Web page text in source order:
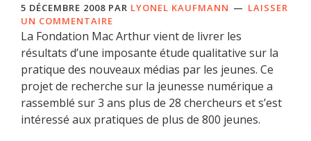
5 DÉCEMBRE 2008 PAR LYONEL KAUFMANN
LAISSER
UN COMMENTAIRE
La Fondation Mac Arthur vient de livrer les
résultats d’une imposante étude qualitative sur la
pratique des nouveaux médias par les jeunes. Ce
projet de recherche sur la jeunesse numérique a
rassemblé sur 3 ans plus de 28 chercheurs et s’est
intéressé aux pratiques de plus de 800 jeunes.